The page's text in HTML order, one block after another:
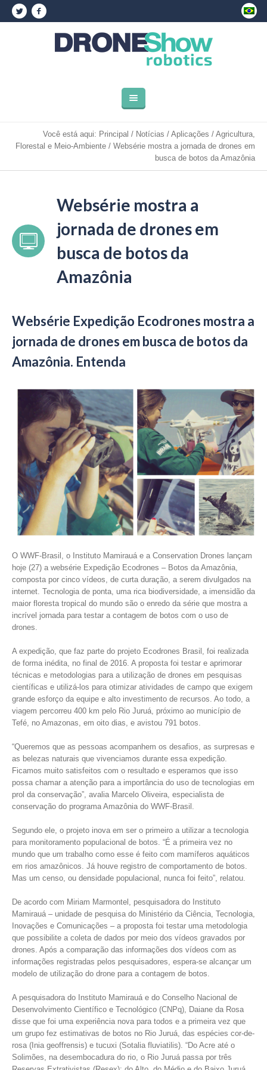
Você está aqui: Principal / Notícias / Aplicações / Agricultura,
Florestal e Meio-Ambiente / Websérie mostra a jornada de drones em
busca de botos da Amazônia
Websérie mostra a
jornada de drones em
busca de botos da
Amazônia
Websérie Expedição Ecodrones mostra a
jornada de drones em busca de botos da
Amazônia. Entenda
O WWF-Brasil, o Instituto Mamirauá e a Conservation Drones lançam
hoje (27) a websérie Expedição Ecodrones – Botos da Amazônia,
composta por cinco vídeos, de curta duração, a serem divulgados na
internet. Tecnologia de ponta, uma rica biodiversidade, a imensidão da
maior floresta tropical do mundo são o enredo da série que mostra a
incrível jornada para testar a contagem de botos com o uso de
drones.
A expedição, que faz parte do projeto Ecodrones Brasil, foi realizada
de forma inédita, no final de 2016. A proposta foi testar e aprimorar
técnicas e metodologias para a utilização de drones em pesquisas
científicas e utilizá-los para otimizar atividades de campo que exigem
grande esforço da equipe e alto investimento de recursos. Ao todo, a
viagem percorreu 400 km pelo Rio Juruá, próximo ao município de
Tefé, no Amazonas, em oito dias, e avistou 791 botos.
“Queremos que as pessoas acompanhem os desafios, as surpresas e
as belezas naturais que vivenciamos durante essa expedição.
Ficamos muito satisfeitos com o resultado e esperamos que isso
possa chamar a atenção para a importância do uso de tecnologias em
prol da conservação”, avalia Marcelo Oliveira, especialista de
conservação do programa Amazônia do WWF-Brasil.
Segundo ele, o projeto inova em ser o primeiro a utilizar a tecnologia
para monitoramento populacional de botos. “É a primeira vez no
mundo que um trabalho como esse é feito com mamíferos aquáticos
em rios amazônicos. Já houve registro de comportamento de botos.
Mas um censo, ou densidade populacional, nunca foi feito”, relatou.
De acordo com Miriam Marmontel, pesquisadora do Instituto
Mamirauá – unidade de pesquisa do Ministério da Ciência, Tecnologia,
Inovações e Comunicações – a proposta foi testar uma metodologia
que possibilite a coleta de dados por meio dos vídeos gravados por
drones. Após a comparação das informações dos vídeos com as
informações registradas pelos pesquisadores, espera-se alcançar um
modelo de utilização do drone para a contagem de botos.
A pesquisadora do Instituto Mamirauá e do Conselho Nacional de
Desenvolvimento Científico e Tecnológico (CNPq), Daiane da Rosa
disse que foi uma experiência nova para todos e a primeira vez que
um grupo fez estimativas de botos no Rio Juruá, das espécies cor-de-
rosa (Inia geoffrensis) e tucuxi (Sotalia fluviatilis). “Do Acre até o
Solimões, na desembocadura do rio, o Rio Juruá passa por três